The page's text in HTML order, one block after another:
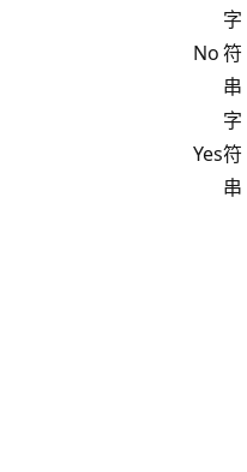
No
字
符
串
Yes
字
符
串